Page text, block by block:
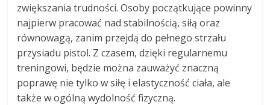
zwiększania trudności. Osoby początkujące powinny
najpierw pracować nad stabilnością, siłą oraz
równowagą, zanim przejdą do pełnego strzału
przysiadu pistol. Z czasem, dzięki regularnemu
treningowi, będzie można zauważyć znaczną
poprawę nie tylko w siłę i elastyczność ciała, ale
także w ogólną wydolność fizyczną.